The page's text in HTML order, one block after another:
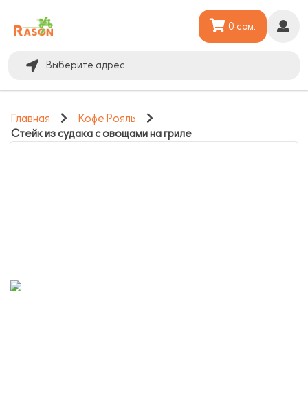
Выберите адрес
0 сом.
Главная
Кофе Рояль
Стейк из судака с овощами на гриле